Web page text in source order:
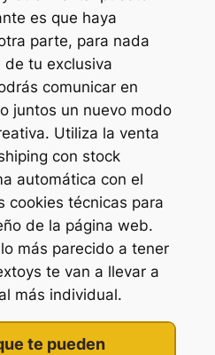
es que haya
parte, para nada
tu exclusiva
comunicar en
juntos un nuevo modo
Utiliza la venta
con stock
automática con el
cookies técnicas para
de la página web.
más parecido a tener
te van a llevar a
más individual.
te pueden